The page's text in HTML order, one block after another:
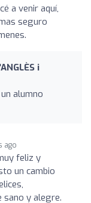
a venir aquí,
seguro
i
alumno
ago
feliz y
un cambio
sano y alegre.